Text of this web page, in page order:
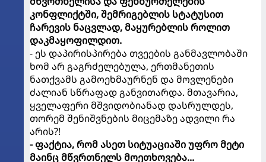
კონფლიქტში, შემრიგებლის სტატუსით
ჩარევის ნაცვლად, მაყურებლის როლით
დაკმაყოფილდით.
- ეს დაპირისპირება თვეების განმავლობაში
ხომ არ გაგრძელებულა, ერთმანეთის
ნათქვამს გამოეხმაურნენ და მოვლენები
ძალიან სწრაფად განვითარდა. მთავარია,
ყველაფერი მშვიდობიანად დასრულდეს,
თორემ შენიშვნების მიცემაზე ადვილი რა
არის?!
- ფაქტია, რომ ასეთ სიტუაციაში უფრო მეტი
მაინც მწვრთნელს მოეთხოვება...